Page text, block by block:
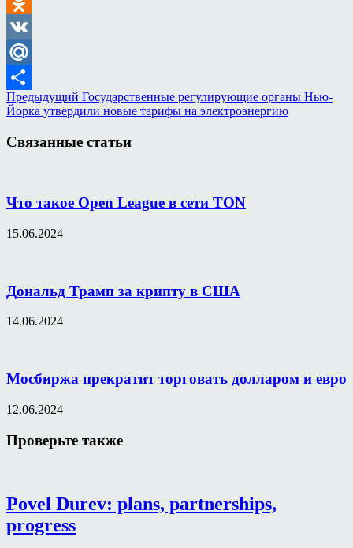
Odnoklassniki
VK
Mail.Ru
Отправить
Предыдущий Государственные регулирующие органы Нью-
Йорка утвердили новые тарифы на электроэнергию
Связанные статьи
Что такое Open League в сети TON
15.06.2024
Дональд Трамп за крипту в США
14.06.2024
Мосбиржа прекратит торговать долларом и евро
12.06.2024
Проверьте также
Povel Durev: plans, partnerships,
progress